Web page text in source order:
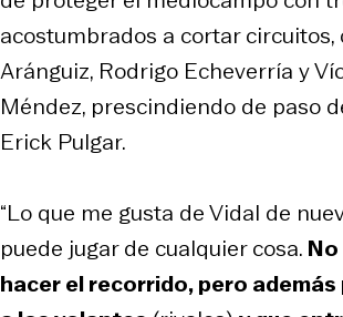
acostumbrados a cortar circuitos,
Aránguiz, Rodrigo Echeverría y
Méndez, prescindiendo de paso
Erick Pulgar.
“Lo que me gusta de Vidal de
puede jugar de cualquier cosa.
hacer el recorrido, pero